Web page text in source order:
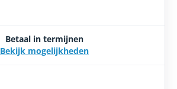
Betaal in termijnen
Bekijk mogelijkheden